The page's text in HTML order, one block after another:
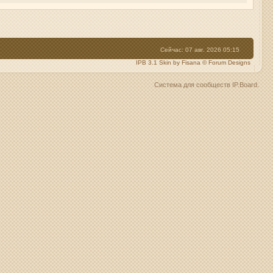
Сейчас: 07 авг. 2026 05:15
IPB 3.1 Skin by Fisana ©Forum Designs
Система для сообществ IP.Board